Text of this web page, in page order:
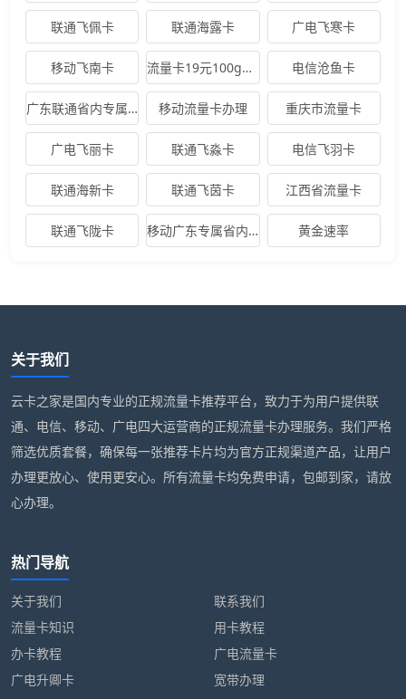
联通飞佩卡 联通海露卡 广电飞寒卡
移动飞南卡 流量卡19元100g全国通用 电信沧鱼卡
广东联通省内专属卡 移动流量卡办理 重庆市流量卡
广电飞丽卡 联通飞淼卡 电信飞羽卡
联通海新卡 联通飞茵卡 江西省流量卡
联通飞陇卡 移动广东专属省内卡 黄金速率
关于我们
云卡之家是国内专业的正规流量卡推荐平台，致力于为用户提供联
通、电信、移动、广电四大运营商的正规流量卡办理服务。我们严格
筛选优质套餐，确保每一张推荐卡片均为官方正规渠道产品，让用户
办理更放心、使用更安心。所有流量卡均免费申请，包邮到家，请放
心办理。
热门导航
关于我们
联系我们
流量卡知识
用卡教程
办卡教程
广电流量卡
广电升卿卡
宽带办理